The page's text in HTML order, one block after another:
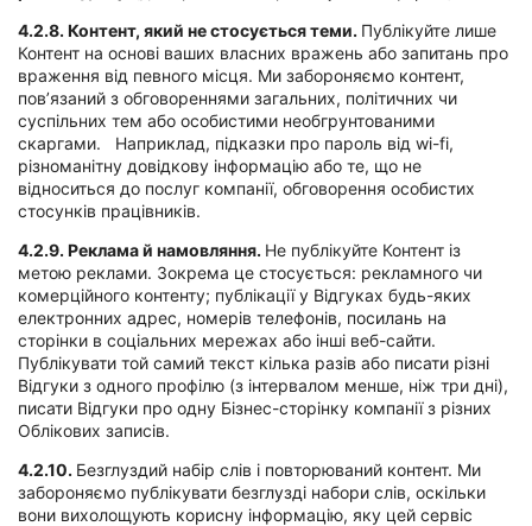
4.2.8. Контент, який не стосується теми. Публікуйте лише
Контент на основі ваших власних вражень або запитань про
враження від певного місця. Ми забороняємо контент,
пов’язаний з обговореннями загальних, політичних чи
суспільних тем або особистими необгрунтованими
скаргами. Наприклад, підказки про пароль від wi-fi,
різноманітну довідкову інформацію або те, що не
відноситься до послуг компанії, обговорення особистих
стосунків працівників.
4.2.9. Реклама й намовляння. Не публікуйте Контент із
метою реклами. Зокрема це стосується: рекламного чи
комерційного контенту; публікації у Відгуках будь-яких
електронних адрес, номерів телефонів, посилань на
сторінки в соціальних мережах або інші веб-сайти.
Публікувати той самий текст кілька разів або писати різні
Відгуки з одного профілю (з інтервалом менше, ніж три дні),
писати Відгуки про одну Бізнес-сторінку компанії з різних
Облікових записів.
4.2.10. Безглуздий набір слів і повторюваний контент. Ми
забороняємо публікувати безглузді набори слів, оскільки
вони вихолощують корисну інформацію, яку цей сервіс